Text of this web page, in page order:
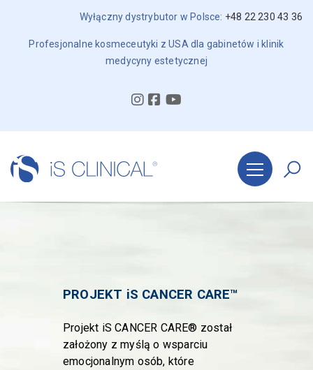
Wyłączny dystrybutor w Polsce: +48 22 230 43 36
Profesjonalne kosmeceutyki z USA dla gabinetów i klinik
medycyny estetycznej
PROJEKT iS CANCER CARE™
Projekt iS CANCER CARE® został
założony z myślą o wsparciu
emocjonalnym osób, które